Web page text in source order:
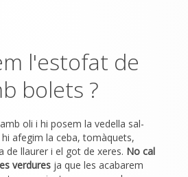
l'estofat de
bolets ?
oli i hi posem la vedella sal-
afegim la ceba, tomàquets,
de llaurer i el got de xeres. No cal
verdures ja que les acabarem